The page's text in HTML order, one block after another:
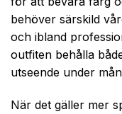
behöver särskild
och ibland
outfiten behålla
utseende under
När det gäller mer